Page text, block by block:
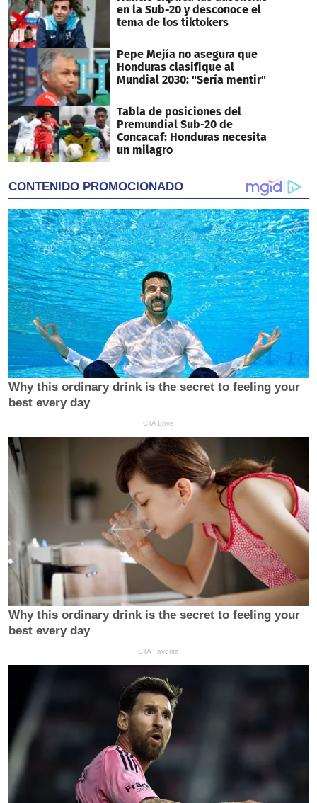
en la Sub-20 y desconoce el
tema de los tiktokers
Pepe Mejía no asegura que
Honduras clasifique al
Mundial 2030: "Sería mentir"
Tabla de posiciones del
Premundial Sub-20 de
Concacaf: Honduras necesita
un milagro